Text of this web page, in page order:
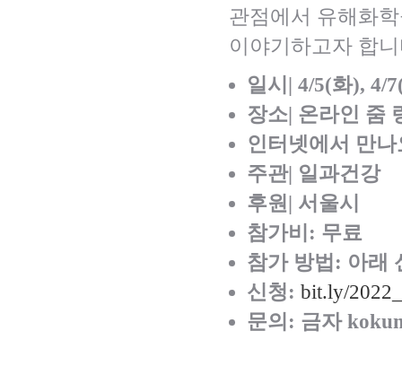
관점에서 유해화
이야기하고자 합
일시| 4/5(화), 4/
장소| 온라인 줌
인터넷에서 만
주관| 일과건강
후원| 서울시
참가비: 무료
참가 방법: 아래
신청: bit.ly/
문의: 금자